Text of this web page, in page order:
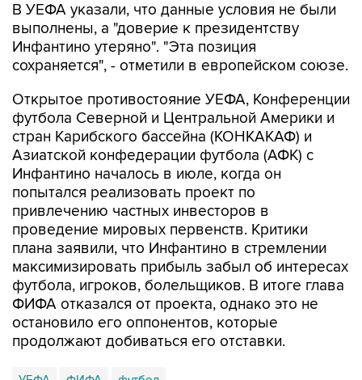
В УЕФА указали, что данные условия не были
выполнены, а "доверие к президентству
Инфантино утеряно". "Эта позиция
сохраняется", - отметили в европейском союзе.
Открытое противостояние УЕФА, Конференции
футбола Северной и Центральной Америки и
стран Карибского бассейна (КОНКАКАФ) и
Азиатской конфедерации футбола (АФК) с
Инфантино началось в июле, когда он
попытался реализовать проект по
привлечению частных инвесторов в
проведение мировых первенств. Критики
плана заявили, что Инфантино в стремлении
максимизировать прибыль забыл об интересах
футбола, игроков, болельщиков. В итоге глава
ФИФА отказался от проекта, однако это не
остановило его оппонентов, которые
продолжают добиваться его отставки.